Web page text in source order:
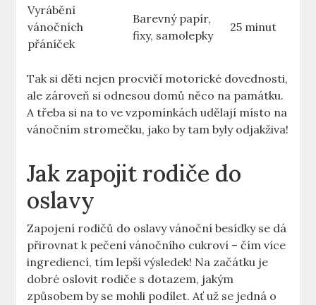
Vyrábění
vánočních
přáníček
Barevný papír,
fixy, samolepky
25 minut
Tak si děti nejen procvičí motorické dovednosti,
ale zároveň si odnesou domů něco na památku.
A třeba si na to ve vzpomínkách udělají místo na
vánočním stromečku, jako by tam byly odjakživa!
Jak zapojit rodiče do
oslavy
Zapojení rodičů do oslavy vánoční besídky se dá
přirovnat k pečení vánočního cukroví – čím více
ingrediencí, tím lepší výsledek! Na začátku je
dobré oslovit rodiče s dotazem, jakým
způsobem by se mohli podílet. Ať už se jedná o